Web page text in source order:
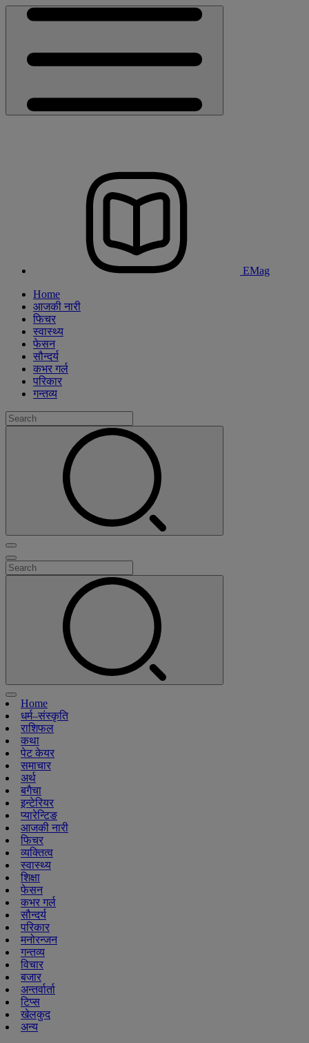
EMag
Home
आजकी नारी
फिचर
स्वास्थ्य
फेसन
सौन्दर्य
कभर गर्ल
परिकार
गन्तव्य
Home
धर्म–संस्कृति
राशिफल
कथा
पेट केयर
समाचार
अर्थ
बगैचा
इन्टेरियर
प्यारेन्टिङ
आजकी नारी
फिचर
व्यक्तित्व
स्वास्थ्य
शिक्षा
फेसन
कभर गर्ल
सौन्दर्य
परिकार
मनोरन्जन
गन्तव्य
विचार
बजार
अन्तर्वार्ता
टिप्स
खेलकुद
अन्य